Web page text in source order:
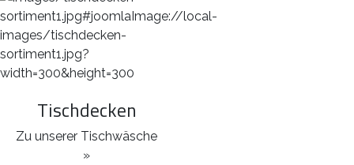
Tischdecken
Zu unserer Tischwäsche
»